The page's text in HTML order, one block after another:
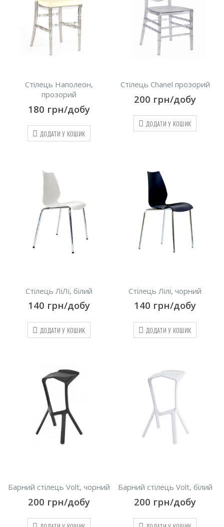
Стілець Наполеон,
прозорий
180 грн/добу
ДОДАТИ У КОШИК
Стілець Chanel прозорий
200 грн/добу
ДОДАТИ У КОШИК
Стілець ЛіЛі, білий
140 грн/добу
ДОДАТИ У КОШИК
Стілець Лілі, чорний
140 грн/добу
ДОДАТИ У КОШИК
Барний стілець Volt, чорний
200 грн/добу
Барний стілець Volt, білий
200 грн/добу